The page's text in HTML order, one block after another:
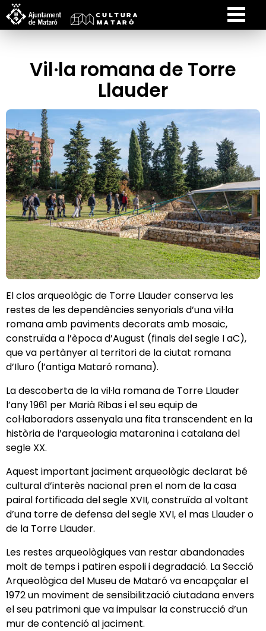
Vil·la romana de Torre
Llauder
El clos arqueològic de Torre Llauder conserva les
restes de les dependències senyorials d’una vil·la
romana amb paviments decorats amb mosaic,
construïda a l’època d’August (finals del segle I aC),
que va pertànyer al territori de la ciutat romana
d’Iluro (l’antiga Mataró romana).
La descoberta de la vil·la romana de Torre Llauder
l’any 1961 per Marià Ribas i el seu equip de
col·laboradors assenyala una fita transcendent en la
història de l’arqueologia mataronina i catalana del
segle XX.
Aquest important jaciment arqueològic declarat bé
cultural d’interès nacional pren el nom de la casa
pairal fortificada del segle XVII, construïda al voltant
d’una torre de defensa del segle XVI, el mas Llauder o
de la Torre Llauder.
Les restes arqueològiques van restar abandonades
molt de temps i patiren espoli i degradació. La Secció
Arqueològica del Museu de Mataró va encapçalar el
1972 un moviment de sensibilització ciutadana envers
el seu patrimoni que va impulsar la construcció d’un
mur de contenció al jaciment.